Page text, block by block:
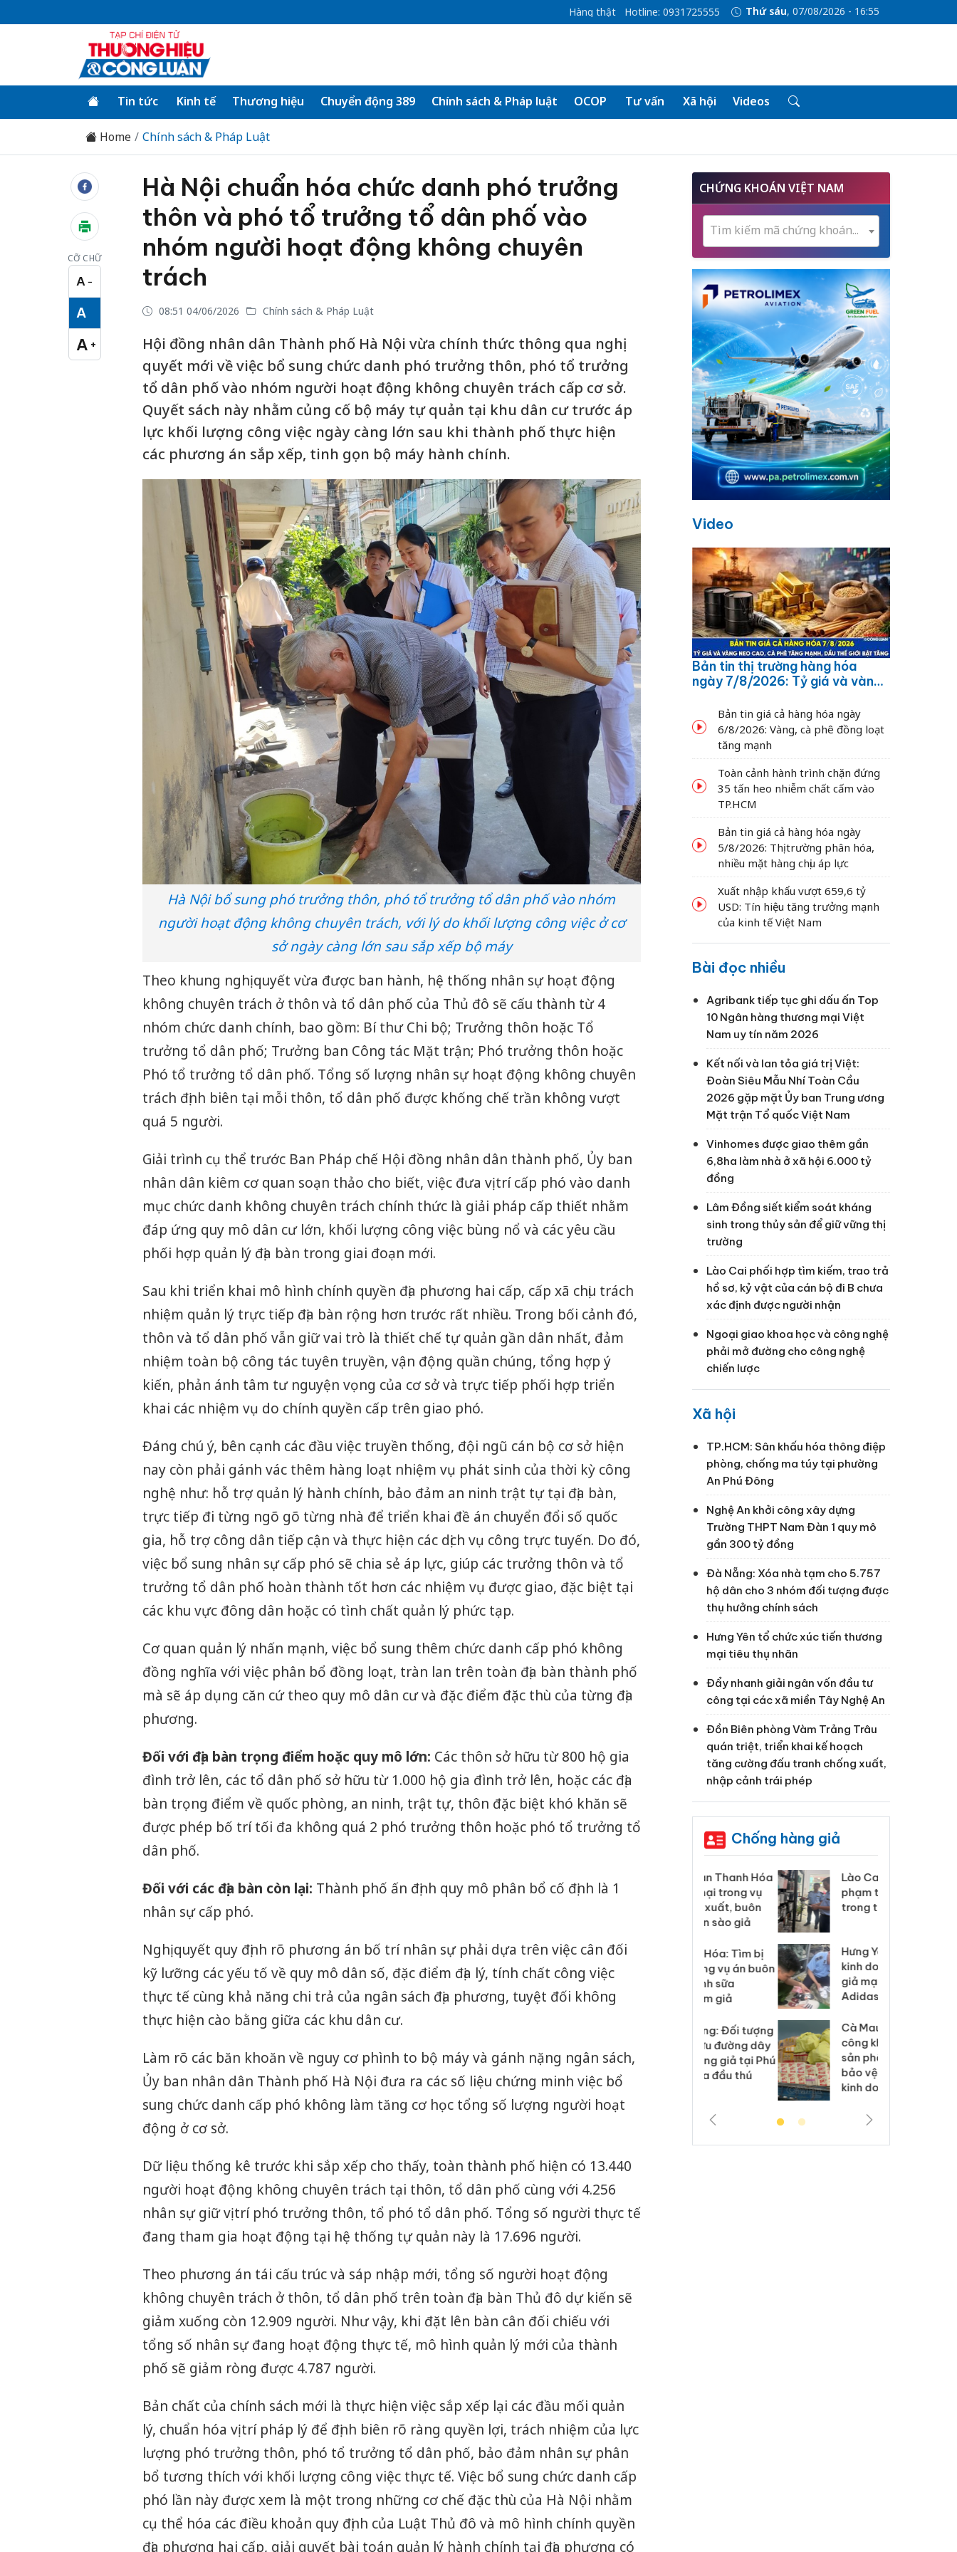
Hàng thật Hotline: 0931725555 Thứ sáu, 07/08/2026 - 16:55
Tin tức Kinh tế Thương hiệu Chuyển động 389 Chính sách & Pháp luật OCOP Tư vấn Xã hội Videos
Home Chính sách & Pháp Luật
CỠ CHỮ
A −
Cỡ chữ nhỏ
A
Cỡ chữ vừa
A +
Cỡ chữ lớn
Hà Nội chuẩn hóa chức danh phó trưởng
thôn và phó tổ trưởng tổ dân phố vào
nhóm người hoạt động không chuyên
trách
08:51 04/06/2026 Chính sách & Pháp Luật
Hội đồng nhân dân Thành phố Hà Nội vừa chính thức thông qua nghị
quyết mới về việc bổ sung chức danh phó trưởng thôn, phó tổ trưởng
tổ dân phố vào nhóm người hoạt động không chuyên trách cấp cơ sở.
Quyết sách này nhằm củng cố bộ máy tự quản tại khu dân cư trước áp
lực khối lượng công việc ngày càng lớn sau khi thành phố thực hiện
các phương án sắp xếp, tinh gọn bộ máy hành chính.
Hà Nội bổ sung phó trưởng thôn, phó tổ trưởng tổ dân phố vào nhóm
người hoạt động không chuyên trách, với lý do khối lượng công việc ở cơ
sở ngày càng lớn sau sắp xếp bộ máy
Theo khung nghị quyết vừa được ban hành, hệ thống nhân sự hoạt động
không chuyên trách ở thôn và tổ dân phố của Thủ đô sẽ cấu thành từ 4
nhóm chức danh chính, bao gồm: Bí thư Chi bộ; Trưởng thôn hoặc Tổ
trưởng tổ dân phố; Trưởng ban Công tác Mặt trận; Phó trưởng thôn hoặc
Phó tổ trưởng tổ dân phố. Tổng số lượng nhân sự hoạt động không chuyên
trách định biên tại mỗi thôn, tổ dân phố được khống chế trần không vượt
quá 5 người.
Giải trình cụ thể trước Ban Pháp chế Hội đồng nhân dân thành phố, Ủy ban
nhân dân kiêm cơ quan soạn thảo cho biết, việc đưa vị trí cấp phó vào danh
mục chức danh không chuyên trách chính thức là giải pháp cấp thiết nhằm
đáp ứng quy mô dân cư lớn, khối lượng công việc bùng nổ và các yêu cầu
phối hợp quản lý địa bàn trong giai đoạn mới.
Sau khi triển khai mô hình chính quyền địa phương hai cấp, cấp xã chịu trách
nhiệm quản lý trực tiếp địa bàn rộng hơn trước rất nhiều. Trong bối cảnh đó,
thôn và tổ dân phố vẫn giữ vai trò là thiết chế tự quản gần dân nhất, đảm
nhiệm toàn bộ công tác tuyên truyền, vận động quần chúng, tổng hợp ý
kiến, phản ánh tâm tư nguyện vọng của cơ sở và trực tiếp phối hợp triển
khai các nhiệm vụ do chính quyền cấp trên giao phó.
Đáng chú ý, bên cạnh các đầu việc truyền thống, đội ngũ cán bộ cơ sở hiện
nay còn phải gánh vác thêm hàng loạt nhiệm vụ phát sinh của thời kỳ công
nghệ như: hỗ trợ quản lý hành chính, bảo đảm an ninh trật tự tại địa bàn,
trực tiếp đi từng ngõ gõ từng nhà để triển khai đề án chuyển đổi số quốc
gia, hỗ trợ công dân tiếp cận và thực hiện các dịch vụ công trực tuyến. Do đó,
việc bổ sung nhân sự cấp phó sẽ chia sẻ áp lực, giúp các trưởng thôn và tổ
trưởng tổ dân phố hoàn thành tốt hơn các nhiệm vụ được giao, đặc biệt tại
các khu vực đông dân hoặc có tình chất quản lý phức tạp.
Cơ quan quản lý nhấn mạnh, việc bổ sung thêm chức danh cấp phó không
đồng nghĩa với việc phân bổ đồng loạt, tràn lan trên toàn địa bàn thành phố
mà sẽ áp dụng căn cứ theo quy mô dân cư và đặc điểm đặc thù của từng địa
phương.
Đối với địa bàn trọng điểm hoặc quy mô lớn: Các thôn sở hữu từ 800 hộ gia
đình trở lên, các tổ dân phố sở hữu từ 1.000 hộ gia đình trở lên, hoặc các địa
bàn trọng điểm về quốc phòng, an ninh, trật tự, thôn đặc biệt khó khăn sẽ
được phép bố trí tối đa không quá 2 phó trưởng thôn hoặc phó tổ trưởng tổ
dân phố.
Đối với các địa bàn còn lại: Thành phố ấn định quy mô phân bổ cố định là 1
nhân sự cấp phó.
Nghị quyết quy định rõ phương án bố trí nhân sự phải dựa trên việc cân đối
kỹ lưỡng các yếu tố về quy mô dân số, đặc điểm địa lý, tính chất công việc
thực tế cùng khả năng chi trả của ngân sách địa phương, tuyệt đối không
thực hiện cào bằng giữa các khu dân cư.
Làm rõ các băn khoăn về nguy cơ phình to bộ máy và gánh nặng ngân sách,
Ủy ban nhân dân Thành phố Hà Nội đưa ra các số liệu chứng minh việc bổ
sung chức danh cấp phó không làm tăng cơ học tổng số lượng người hoạt
động ở cơ sở.
Dữ liệu thống kê trước khi sắp xếp cho thấy, toàn thành phố hiện có 13.440
người hoạt động không chuyên trách tại thôn, tổ dân phố cùng với 4.256
nhân sự giữ vị trí phó trưởng thôn, tổ phó tổ dân phố. Tổng số người thực tế
đang tham gia hoạt động tại hệ thống tự quản này là 17.696 người.
Theo phương án tái cấu trúc và sáp nhập mới, tổng số người hoạt động
không chuyên trách ở thôn, tổ dân phố trên toàn địa bàn Thủ đô dự kiến sẽ
giảm xuống còn 12.909 người. Như vậy, khi đặt lên bàn cân đối chiếu với
tổng số nhân sự đang hoạt động thực tế, mô hình quản lý mới của thành
phố sẽ giảm ròng được 4.787 người.
Bản chất của chính sách mới là thực hiện việc sắp xếp lại các đầu mối quản
lý, chuẩn hóa vị trí pháp lý để định biên rõ ràng quyền lợi, trách nhiệm của lực
lượng phó trưởng thôn, phó tổ trưởng tổ dân phố, bảo đảm nhân sự phân
bổ tương thích với khối lượng công việc thực tế. Việc bổ sung chức danh cấp
phó lần này được xem là một trong những cơ chế đặc thù của Hà Nội nhằm
cụ thể hóa các điều khoản quy định của Luật Thủ đô và mô hình chính quyền
địa phương hai cấp, giải quyết bài toán quản lý hành chính tại địa phương có
CHỨNG KHOÁN VIỆT NAM
Tìm kiếm mã chứng khoán...
Video
Bản tin thị trường hàng hóa
ngày 7/8/2026: Tỷ giá và vàng
dầu thế giới bật tăng
Bản tin giá cả hàng hóa ngày
6/8/2026: Vàng, cà phê đồng loạt
tăng mạnh
Toàn cảnh hành trình chặn đứng
35 tấn heo nhiễm chất cấm vào
TP.HCM
Bản tin giá cả hàng hóa ngày
5/8/2026: Thị trường phân hóa,
nhiều mặt hàng chịu áp lực
Xuất nhập khẩu vượt 659,6 tỷ
USD: Tín hiệu tăng trưởng mạnh
của kinh tế Việt Nam
Bài đọc nhiều
Agribank tiếp tục ghi dấu ấn Top
10 Ngân hàng thương mại Việt
Nam uy tín năm 2026
Kết nối và lan tỏa giá trị Việt:
Đoàn Siêu Mẫu Nhí Toàn Cầu
2026 gặp mặt Ủy ban Trung ương
Mặt trận Tổ quốc Việt Nam
Vinhomes được giao thêm gần
6,8ha làm nhà ở xã hội 6.000 tỷ
đồng
Lâm Đồng siết kiểm soát kháng
sinh trong thủy sản để giữ vững thị
trường
Lào Cai phối hợp tìm kiếm, trao trả
hồ sơ, kỷ vật của cán bộ đi B chưa
xác định được người nhận
Ngoại giao khoa học và công nghệ
phải mở đường cho công nghệ
chiến lược
Xã hội
TP.HCM: Sân khấu hóa thông điệp
phòng, chống ma túy tại phường
An Phú Đông
Nghệ An khởi công xây dựng
Trường THPT Nam Đàn 1 quy mô
gần 300 tỷ đồng
Đà Nẵng: Xóa nhà tạm cho 5.757
hộ dân cho 3 nhóm đối tượng được
thụ hưởng chính sách
Hưng Yên tổ chức xúc tiến thương
mại tiêu thụ nhãn
Đẩy nhanh giải ngân vốn đầu tư
công tại các xã miền Tây Nghệ An
Đồn Biên phòng Vàm Trảng Trâu
quán triệt, triển khai kế hoạch
tăng cường đấu tranh chống xuất,
nhập cảnh trái phép
Chống hàng giả
tìm bị hại trong vụ
Thanh Hóa: Tìm bị
hại trong vụ án buôn
bán bình sữa
Moyuum giả
bán hàng giả tại Phú
Quốc ra đầu thú
Lào Cai xử lý 83 vụ vi
phạm thương mại
trong tháng 7
Hưng Yên: Xử lý 6 hộ
kinh doanh bán hàng
giả mạo nhãn hiệu
Adidas, Nike
Cà Mau: Tiêu hủy
công khai hàng ngàn
sản phẩm nhập lậu,
bảo vệ môi trường
kinh doanh